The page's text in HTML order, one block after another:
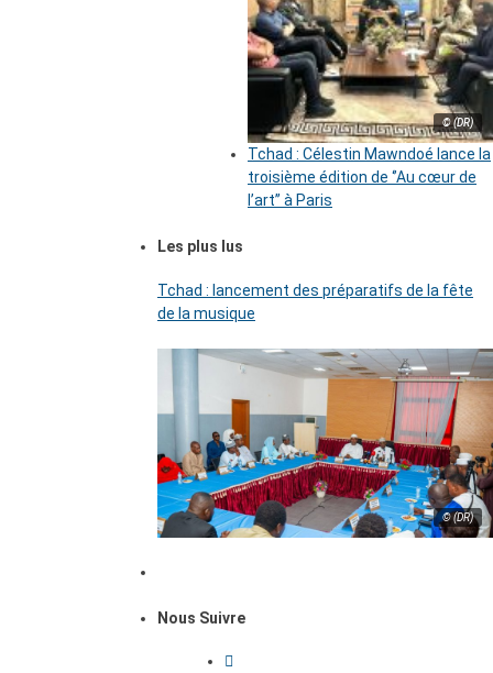
© (DR)
Tchad : Célestin Mawndoé lance la
troisième édition de ‘’Au cœur de
l’art’’ à Paris
Les plus lus
Tchad : lancement des préparatifs de la fête
de la musique
© (DR)
Nous Suivre